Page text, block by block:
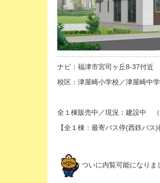
ナビ：福津市宮司ヶ丘8-37付近
校区：津屋崎小学校／津屋崎中
全１棟販売中／現況：建設中 （
【全１棟：最寄バス停(西鉄バ
ついに内覧可能になりま